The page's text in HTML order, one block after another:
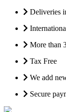
Deliveries
More than
Tax Free
We add
Secure